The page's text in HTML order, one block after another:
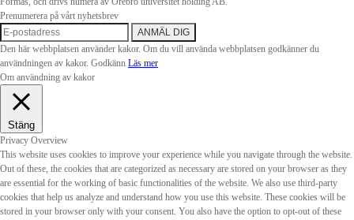
Prenumerera på vårt nyhetsbrev
Den här webbplatsen använder kakor. Om du vill använda webbplatsen godkänner du
användningen av kakor. Godkänn Läs mer
Om användning av kakor
Stäng
Privacy Overview
This website uses cookies to improve your experience while you navigate through the website.
Out of these, the cookies that are categorized as necessary are stored on your browser as they
are essential for the working of basic functionalities of the website. We also use third-party
cookies that help us analyze and understand how you use this website. These cookies will be
stored in your browser only with your consent. You also have the option to opt-out of these